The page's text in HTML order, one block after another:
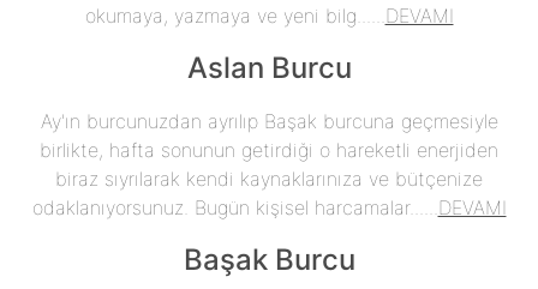
okumaya, yazmaya ve yeni bilg...... DEVAMI
Aslan Burcu
Ay'ın burcunuzdan ayrılıp Başak burcuna geçmesiyle
birlikte, hafta sonunun getirdiği o hareketli enerjiden
biraz sıyrılarak kendi kaynaklarınıza ve bütçenize
odaklanıyorsunuz. Bugün kişisel harcamalar...... DEVAMI
Başak Burcu